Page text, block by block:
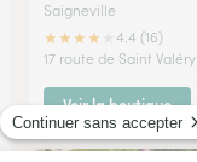
Saigneville
★★★★
4.4 (16)
17 route de Saint Valéry
Voir la boutique